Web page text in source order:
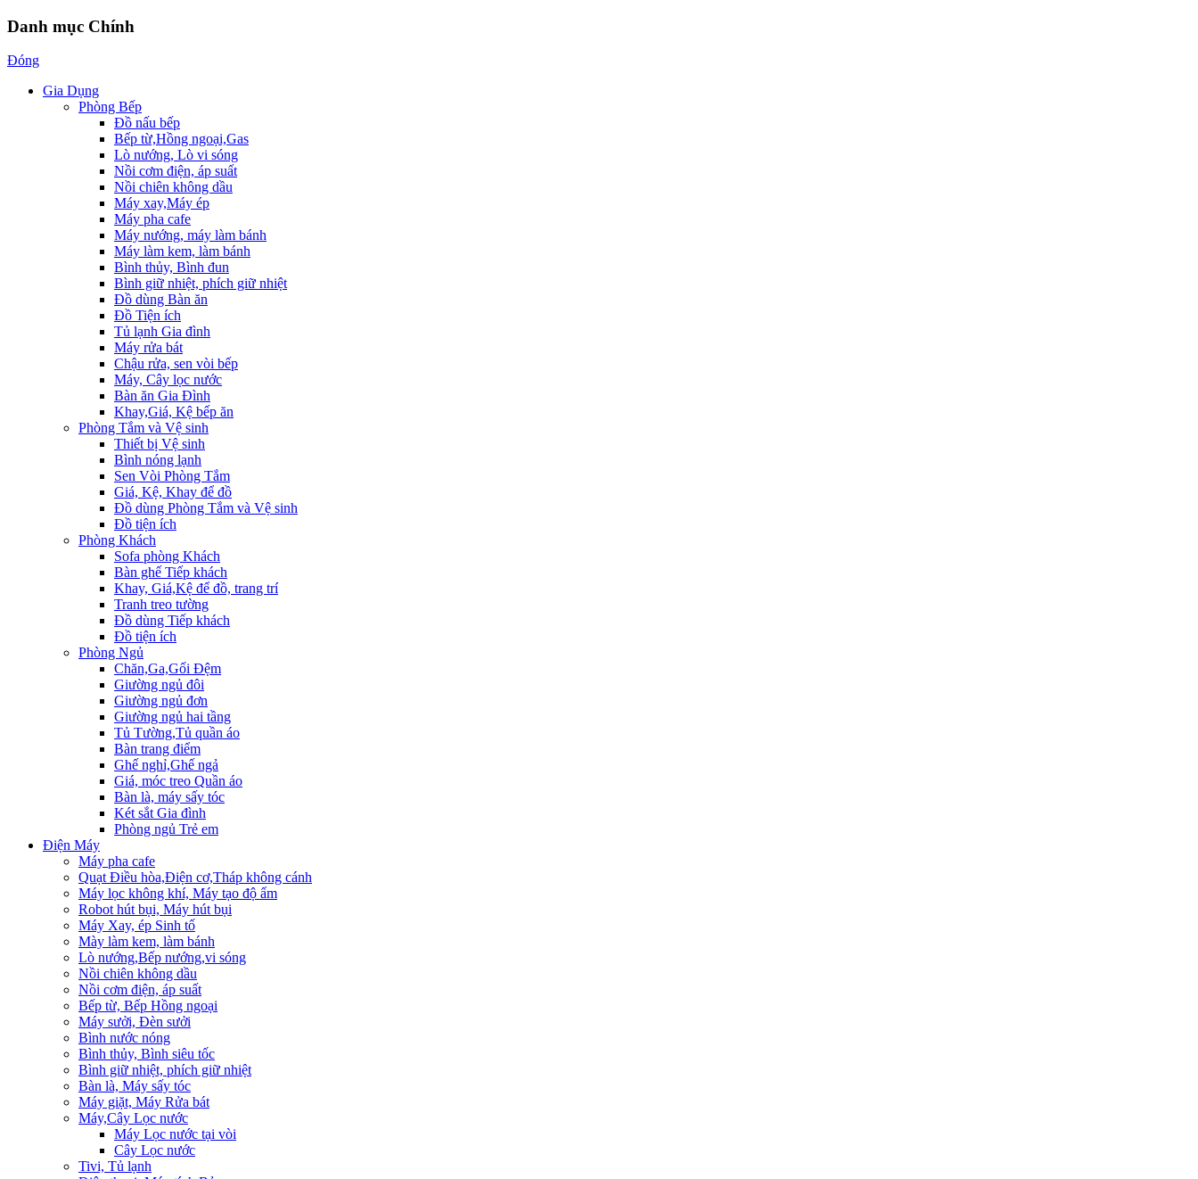
Danh mục Chính
Đóng
Gia Dụng
Phòng Bếp
Đồ nấu bếp
Bếp từ,Hồng ngoại,Gas
Lò nướng, Lò vi sóng
Nồi cơm điện, áp suất
Nồi chiên không dầu
Máy xay,Máy ép
Máy pha cafe
Máy nướng, máy làm bánh
Máy làm kem, làm bánh
Bình thủy, Bình đun
Bình giữ nhiệt, phích giữ nhiệt
Đồ dùng Bàn ăn
Đồ Tiện ích
Tủ lạnh Gia đình
Máy rửa bát
Chậu rửa, sen vòi bếp
Máy, Cây lọc nước
Bàn ăn Gia Đình
Khay,Giá, Kệ bếp ăn
Phòng Tắm và Vệ sinh
Thiết bị Vệ sinh
Bình nóng lạnh
Sen Vòi Phòng Tắm
Giá, Kệ, Khay để đồ
Đồ dùng Phòng Tắm và Vệ sinh
Đồ tiện ích
Phòng Khách
Sofa phòng Khách
Bàn ghế Tiếp khách
Khay, Giá,Kệ để đồ, trang trí
Tranh treo tường
Đồ dùng Tiếp khách
Đồ tiện ích
Phòng Ngủ
Chăn,Ga,Gối Đệm
Giường ngủ đôi
Giường ngủ đơn
Giường ngủ hai tầng
Tủ Tường,Tủ quần áo
Bàn trang điểm
Ghế nghỉ,Ghế ngả
Giá, móc treo Quần áo
Bàn là, máy sấy tóc
Két sắt Gia đình
Phòng ngủ Trẻ em
Điện Máy
Máy pha cafe
Quạt Điều hòa,Điện cơ,Tháp không cánh
Máy lọc không khí, Máy tạo độ ẩm
Robot hút bụi, Máy hút bụi
Máy Xay, ép Sinh tố
Mày làm kem, làm bánh
Lò nướng,Bếp nướng,vi sóng
Nồi chiên không dầu
Nồi cơm điện, áp suất
Bếp từ, Bếp Hồng ngoại
Máy sưởi, Đèn sưởi
Bình nước nóng
Bình thủy, Bình siêu tốc
Bình giữ nhiệt, phích giữ nhiệt
Bàn là, Máy sấy tóc
Máy giặt, Máy Rửa bát
Máy,Cây Lọc nước
Máy Lọc nước tại vòi
Cây Lọc nước
Tivi, Tủ lạnh